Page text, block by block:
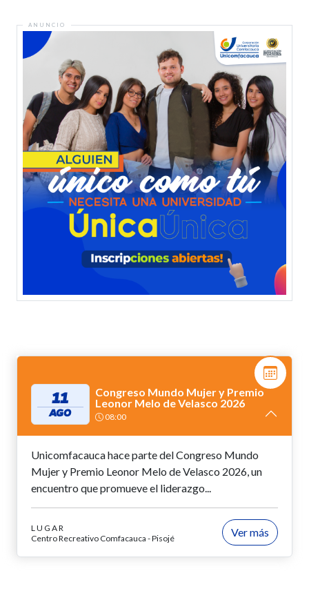
11
AGO
Congreso Mundo Mujer y Premio
Leonor Melo de Velasco 2026
08:00
Unicomfacauca hace parte del Congreso Mundo
Mujer y Premio Leonor Melo de Velasco 2026, un
encuentro que promueve el liderazgo...
LUGAR
Centro Recreativo Comfacauca - Pisojé
Ver más